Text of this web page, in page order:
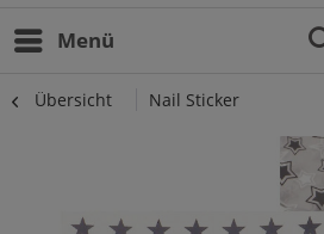
Menü
Übersicht Nail Sticker